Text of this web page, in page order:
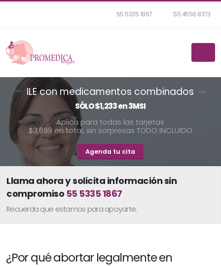
55 5335 1867 55 4556 8373
ILE con medicamentos combinados
SÓLO $1,233 en 3MSI
Aplica para todas las tarjetas
$3,699 en total, sin sorpresas TODO INCLUIDO
Agenda tu cita
Llama ahora y solicita información sin
compromiso 55 5335 1867
Recuerda que estamos para apoyarte.
¿Por qué abortar legalmente en